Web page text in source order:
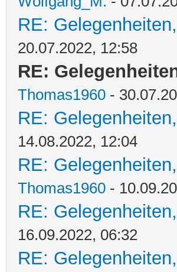
RE:
20.07.2022, 12:58
RE:
Thomas1960 -
RE:
14.08.2022, 12:04
RE:
Thomas1960 -
RE:
16.09.2022, 06:32
RE: